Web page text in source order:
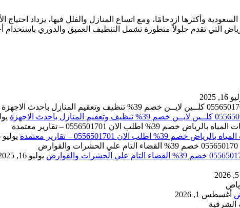
وأكثرها ازدحامًا، ومع اتساع المنازل والفلل فيها، يزداد
التي تقدم حلولاً متطورة تشمل التنظيف العميق والدوري باستخدام
2025
يوليو
الان 0556501701‬‏ – تقارير معتمدة يوليو 16, 2025
يوليو 16, 2025
أغسطس 1, 2026